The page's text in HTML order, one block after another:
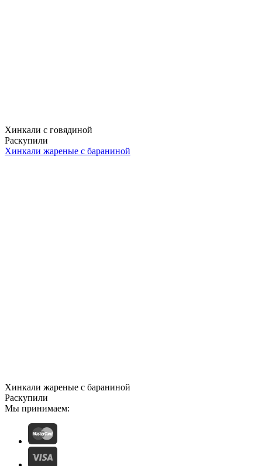
Хинкали с говядиной
Раскупили
Хинкали жареные с бараниной
Хинкали жареные с бараниной
Раскупили
Мы принимаем: